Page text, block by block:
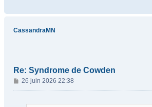
CassandraMN
Re: Syndrome de Cowden
M
e
26 juin 2026 22:38